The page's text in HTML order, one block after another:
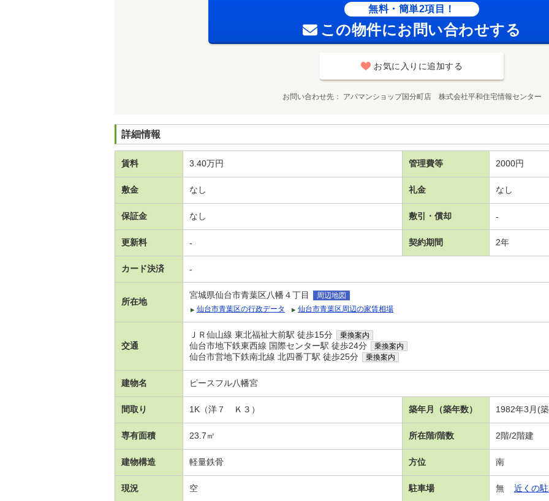
無料・簡単2項目！
この物件にお問い合わせする
お気に入りに追加する
お問い合わせ先 アパマンショップ国分町店 株式会社平和住宅情報センター
詳細情報
賃料 3.40万円 管理費等 2000円
敷金 なし 礼金 なし
保証金 なし 敷引・償却 -
更新料 - 契約期間 2年
カード決済 -
所在地
宮城県仙台市青葉区八幡４丁目
周辺地図
仙台市青葉区の行政データ
仙台市青葉区周辺の家賃相場
交通
ＪＲ仙山線 東北福祉大前駅 徒歩15分 乗換案内
仙台市地下鉄東西線 国際センター駅 徒歩24分 乗換案内
仙台市営地下鉄南北線 北四番丁駅 徒歩25分 乗換案内
建物名 ピースフル八幡宮
間取り 1K（洋７ Ｋ３） 築年月（築年数） 1982年3月(
専有面積 23.7㎡ 所在階/階数 2階/2階建
建物構造 軽量鉄骨 方位 南
現況 空 駐車場 無 近くの